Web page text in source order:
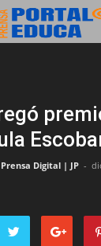
Digital | JP -